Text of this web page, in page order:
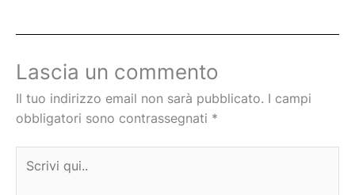
Lascia un commento
Il tuo indirizzo email non sarà pubblicato. I campi
obbligatori sono contrassegnati *
qui..